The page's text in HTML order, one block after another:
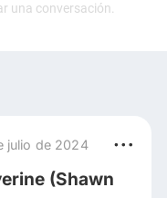
una conversación.
julio de 2024
(Shawn